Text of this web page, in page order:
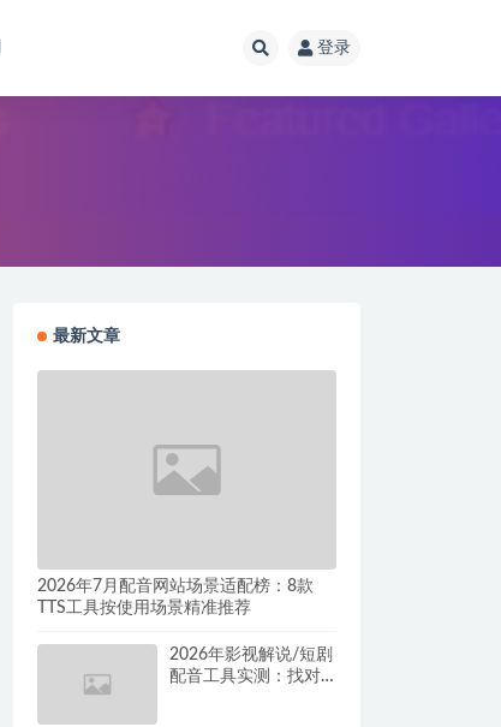
登录
最新文章
2026年7月配音网站场景适配榜：8款
TTS工具按使用场景精准推荐
2026年影视解说/短剧
配音工具实测：找对